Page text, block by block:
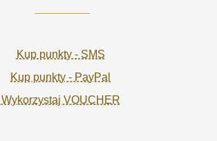
Kup punkty - SMS
Kup punkty - PayPal
Wykorzystaj VOUCHER